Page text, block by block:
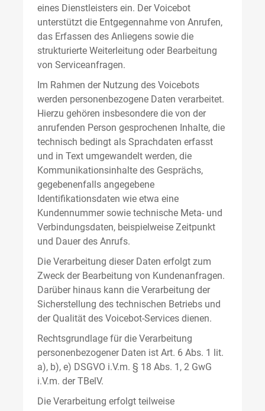
eines Dienstleisters ein. Der Voicebot
unterstützt die Entgegennahme von Anrufen,
das Erfassen des Anliegens sowie die
strukturierte Weiterleitung oder Bearbeitung
von Serviceanfragen.
Im Rahmen der Nutzung des Voicebots
werden personenbezogene Daten verarbeitet.
Hierzu gehören insbesondere die von der
anrufenden Person gesprochenen Inhalte, die
technisch bedingt als Sprachdaten erfasst
und in Text umgewandelt werden, die
Kommunikationsinhalte des Gesprächs,
gegebenenfalls angegebene
Identifikationsdaten wie etwa eine
Kundennummer sowie technische Meta- und
Verbindungsdaten, beispielweise Zeitpunkt
und Dauer des Anrufs.
Die Verarbeitung dieser Daten erfolgt zum
Zweck der Bearbeitung von Kundenanfragen.
Darüber hinaus kann die Verarbeitung der
Sicherstellung des technischen Betriebs und
der Qualität des Voicebot-Services dienen.
Rechtsgrundlage für die Verarbeitung
personenbezogener Daten ist Art. 6 Abs. 1 lit.
a), b), e) DSGVO i.V.m. § 18 Abs. 1, 2 GwG
i.V.m. der TBelV.
Die Verarbeitung erfolgt teilweise